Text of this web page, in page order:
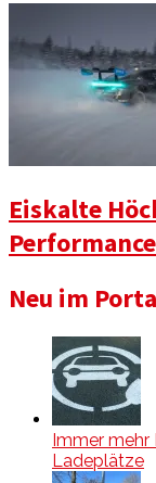
Eiskalte
Neu im
Immer
Ladeplätze